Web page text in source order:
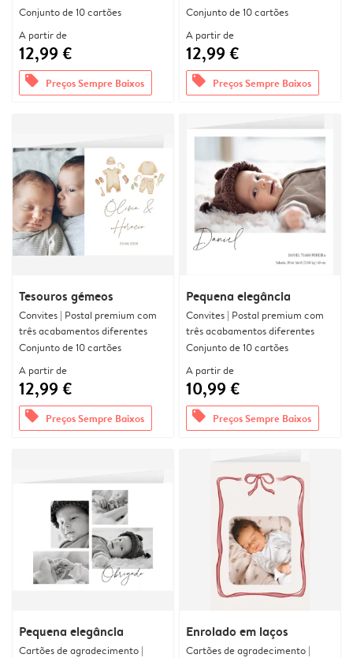
Conjunto de 10 cartões
A partir de
12,99 €
offers Preços Sempre Baixos
Conjunto de 10 cartões
A partir de
12,99 €
offers Preços Sempre Baixos
Tesouros gémeos
Convites | Postal premium com
três acabamentos diferentes
Conjunto de 10 cartões
A partir de
12,99 €
offers Preços Sempre Baixos
Pequena elegância
Convites | Postal premium com
três acabamentos diferentes
Conjunto de 10 cartões
A partir de
10,99 €
offers Preços Sempre Baixos
Pequena elegância
Cartões de agradecimento |
Enrolado em laços
Cartões de agradecimento |